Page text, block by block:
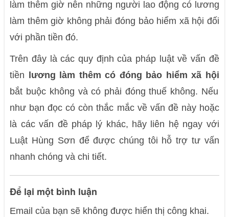
làm thêm giờ nên những người lao động có lương
làm thêm giờ không phải đóng bảo hiểm xã hội đối
với phần tiền đó.
Trên đây là các quy định của pháp luật về vấn đề
tiền lương làm thêm có đóng bảo hiểm xã hội
bắt buộc không và có phải đóng thuế không. Nếu
như bạn đọc có còn thắc mắc về vấn đề này hoặc
là các vấn đề pháp lý khác, hãy liên hệ ngay với
Luật Hùng Sơn để được chúng tôi hỗ trợ tư vấn
nhanh chóng và chi tiết.
Để lại một bình luận
Email của bạn sẽ không được hiển thị công khai.